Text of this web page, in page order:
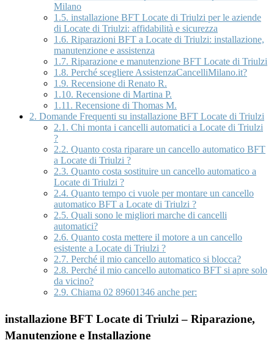
Milano
1.5. installazione BFT Locate di Triulzi per le aziende
di Locate di Triulzi: affidabilità e sicurezza
1.6. Riparazioni BFT a Locate di Triulzi: installazione,
manutenzione e assistenza
1.7. Riparazione e manutenzione BFT Locate di Triulzi
1.8. Perché scegliere AssistenzaCancelliMilano.it?
1.9. Recensione di Renato R.
1.10. Recensione di Martina P.
1.11. Recensione di Thomas M.
2. Domande Frequenti su installazione BFT Locate di Triulzi
2.1. Chi monta i cancelli automatici a Locate di Triulzi
?
2.2. Quanto costa riparare un cancello automatico BFT
a Locate di Triulzi ?
2.3. Quanto costa sostituire un cancello automatico a
Locate di Triulzi ?
2.4. Quanto tempo ci vuole per montare un cancello
automatico BFT a Locate di Triulzi ?
2.5. Quali sono le migliori marche di cancelli
automatici?
2.6. Quanto costa mettere il motore a un cancello
esistente a Locate di Triulzi ?
2.7. Perché il mio cancello automatico si blocca?
2.8. Perché il mio cancello automatico BFT si apre solo
da vicino?
2.9. Chiama 02 89601346 anche per:
installazione BFT Locate di Triulzi – Riparazione,
Manutenzione e Installazione